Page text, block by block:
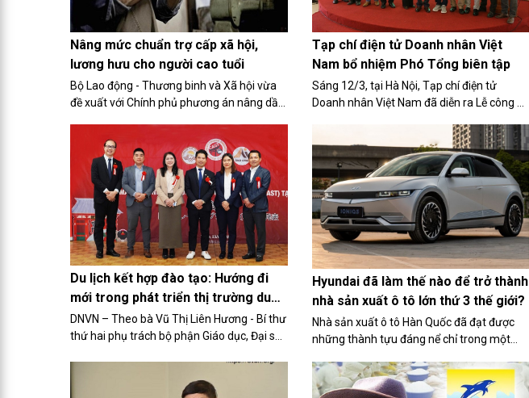
Nâng mức chuẩn trợ cấp xã hội,
lương hưu cho người cao tuổi
Bộ Lao động - Thương binh và Xã hội vừa
đề xuất với Chính phủ phương án nâng dần
tuổi trong năm 2024.
Tạp chí điện tử Doanh nhân Việt
Nam bổ nhiệm Phó Tổng biên tập
Sáng 12/3, tại Hà Nội, Tạp chí điện tử
Doanh nhân Việt Nam đã diễn ra Lễ công bố
Mạnh Hùng giữ chức vụ Phó Tổng biên tập
tạp chí.
Du lịch kết hợp đào tạo: Hướng đi
mới trong phát triển thị trường du
lịch Việt Nam - Nhật Bản
DNVN – Theo bà Vũ Thị Liên Hương - Bí thư
thứ hai phụ trách bộ phận Giáo dục, Đại sứ
nhiều tiềm năng trong việc thúc đẩy hơn
Hyundai đã làm thế nào để trở thành
nhà sản xuất ô tô lớn thứ 3 thế giới?
Nhà sản xuất ô tô Hàn Quốc đã đạt được
những thành tựu đáng nể chỉ trong một